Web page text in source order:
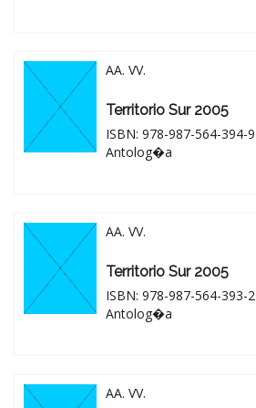
AA. VV.
Territorio Sur 2005
ISBN: 978-987-564-394-9
Antolog�a
AA. VV.
Territorio Sur 2005
ISBN: 978-987-564-393-2
Antolog�a
AA. VV.